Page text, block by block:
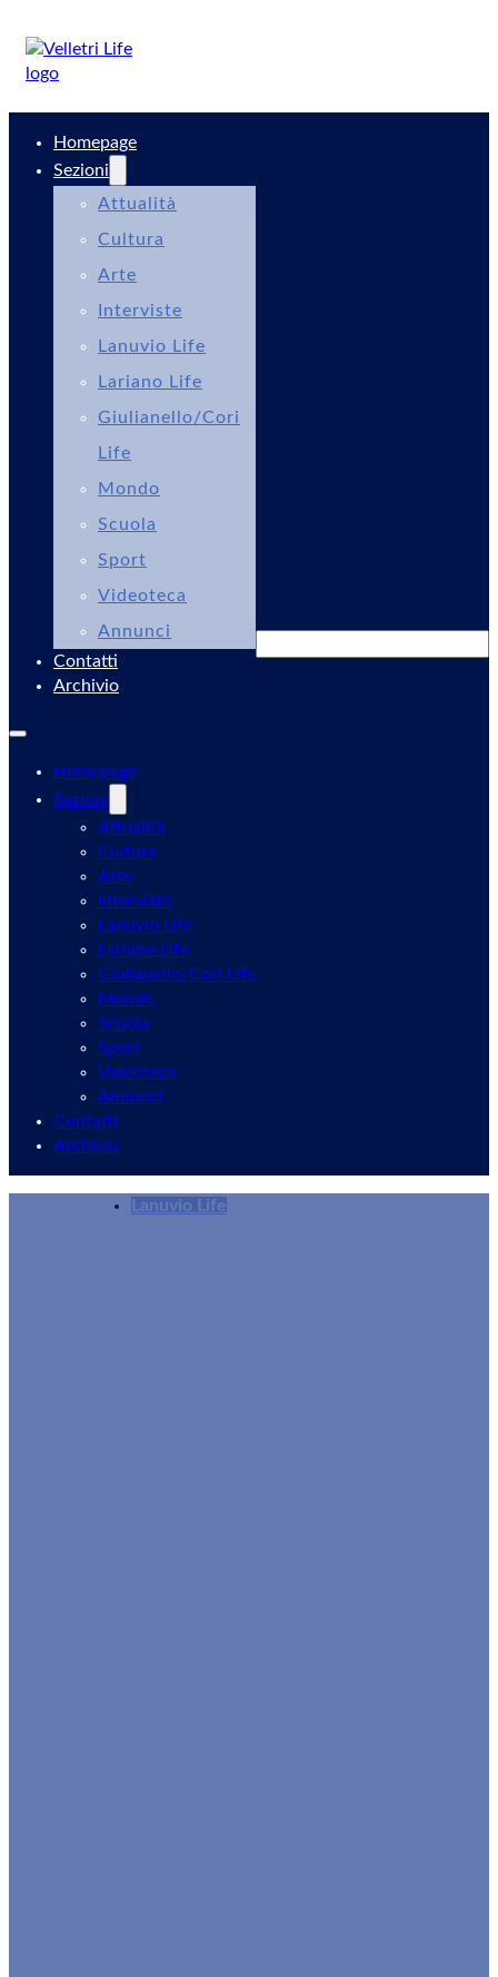
Homepage
Sezioni
Attualità
Cultura
Arte
Interviste
Lanuvio Life
Lariano Life
Giulianello/Cori
Life
Mondo
Scuola
Sport
Videoteca
Annunci
Contatti
Archivio
Homepage
Sezioni
Attualità
Cultura
Arte
Interviste
Lanuvio Life
Lariano Life
Giulianello/Cori Life
Mondo
Scuola
Sport
Videoteca
Annunci
Contatti
Archivio
Lanuvio Life